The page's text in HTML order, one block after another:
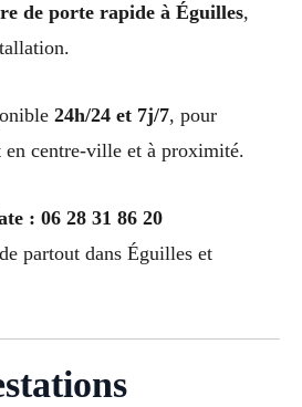
de porte rapide à Éguilles,
24h/24 et 7j/7, pour
centre-ville et à proximité.
: 06 28 31 86 20
partout dans Éguilles et